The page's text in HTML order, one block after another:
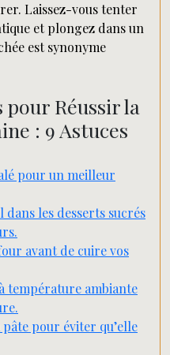
Laissez-vous tenter
et plongez dans un
est synonyme
pour Réussir la
: 9 Astuces
pour un meilleur
dans les desserts sucrés
avant de cuire vos
température ambiante
pour éviter qu’elle